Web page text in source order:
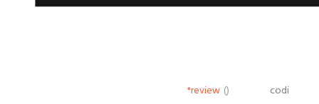
*review () codi